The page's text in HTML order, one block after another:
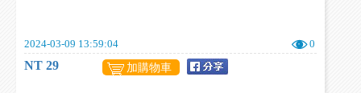
2024-03-09 13:59:04 0
NT 29 加購物車